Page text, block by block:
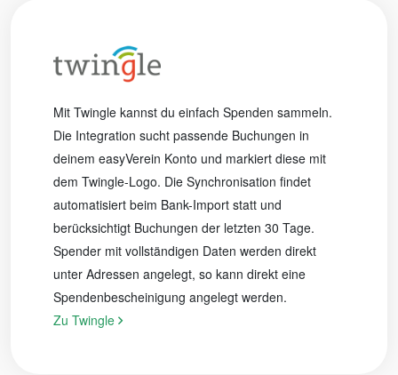
Mit Twingle kannst du einfach Spenden sammeln.
Die Integration sucht passende Buchungen in
deinem easyVerein Konto und markiert diese mit
dem Twingle-Logo. Die Synchronisation findet
automatisiert beim Bank-Import statt und
berücksichtigt Buchungen der letzten 30 Tage.
Spender mit vollständigen Daten werden direkt
unter Adressen angelegt, so kann direkt eine
Spendenbescheinigung angelegt werden.
Zu Twingle